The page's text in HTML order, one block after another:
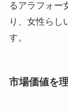
るアラフォー
り、女性らし
す。
市場価値を